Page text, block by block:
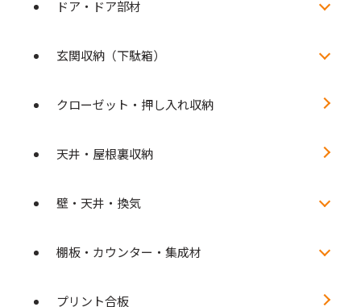
ドア・ドア部材
玄関収納（下駄箱）
クローゼット・押し入れ収納
天井・屋根裏収納
壁・天井・換気
棚板・カウンター・集成材
プリント合板